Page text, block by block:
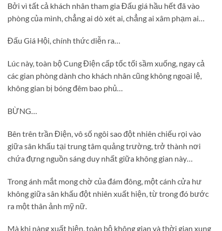
Bởi vì tất cả khách nhân tham gia Đấu giá hầu hết đã vào
phòng của mình, chẳng ai dò xét ai, chẳng ai xâm phạm ai…
Đấu Giá Hội, chính thức diễn ra…
Lúc này, toàn bộ Cung Điện cấp tốc tối sầm xuống, ngay cả
các gian phòng dành cho khách nhân cũng không ngoại lệ,
không gian bị bóng đêm bao phủ…
BỪNG…
Bên trên trần Điện, vô số ngôi sao đột nhiên chiếu rọi vào
giữa sân khấu tại trung tâm quảng trường, trở thành nơi
chứa đựng nguồn sáng duy nhất giữa không gian này…
Trong ánh mắt mong chờ của đám đông, một cánh cửa hư
không giữa sân khấu đột nhiên xuất hiện, từ trong đó bước
ra một thân ảnh mỹ nữ.
Mà khi nàng xuất hiện, toàn bộ không gian và thời gian xung